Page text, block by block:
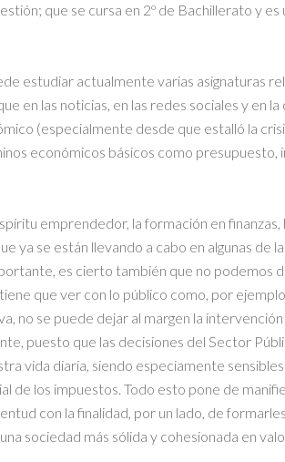
que se cursa en 2º de Bachillerato y es
estudiar actualmente varias asignaturas
en las noticias, en las redes sociales y en
(especialmente desde que estalló la
económicos básicos como presupuesto,
emprendedor, la formación en
ya se están llevando a cabo en algunas de
es cierto también que no podemos
que ver con lo público como, por
no se puede dejar al margen la
puesto que las decisiones del Sector
vida diaria, siendo especiamente
de los impuestos. Todo esto pone de
con la finalidad, por un lado, de
sociedad más sólida y cohesionada en